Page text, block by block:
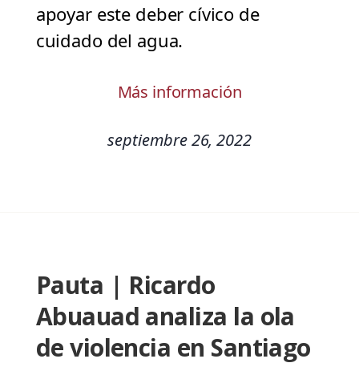
apoyar este deber cívico de
cuidado del agua.
Más información
septiembre 26, 2022
Pauta | Ricardo
Abuauad analiza la ola
de violencia en Santiago